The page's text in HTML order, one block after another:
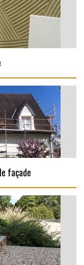
façade